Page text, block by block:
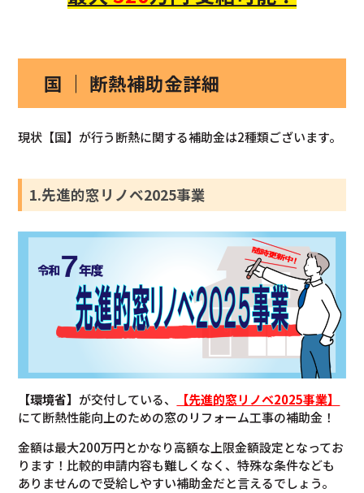
国 ｜ 断熱補助金詳細
現状【国】が行う断熱に関する補助金は2種類ございます。
1.先進的窓リノベ2025事業
【環境省】 が交付している、
【先進的窓リノベ2025事業】
にて断熱性能向上のための窓のリフォーム工事の補助金！
金額は最大200万円とかなり高額な上限金額設定となってお
ります！比較的申請内容も難しくなく、特殊な条件なども
ありませんので受給しやすい補助金だと言えるでしょう。